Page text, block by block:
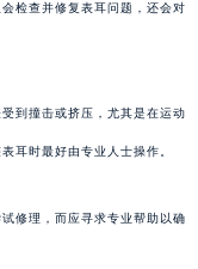
检查并修复表耳问题，还会对
到撞击或挤压，尤其是在运动
耳时最好由专业人士操作。
修理，而应寻求专业帮助以确